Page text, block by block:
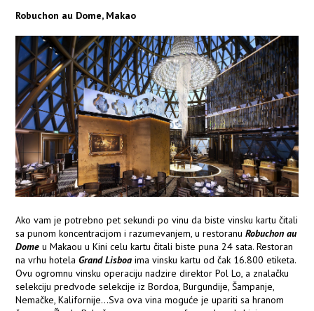
Robuchon au Dome, Makao
Ako vam je potrebno pet sekundi po vinu da biste vinsku kartu čitali
sa punom koncentracijom i razumevanjem, u restoranuRobuchon au
Dome u Makaou u Kini celu kartu čitali biste puna 24 sata. Restoran
na vrhu hotelaGrand Lisboa ima vinsku kartu od čak 16.800 etiketa.
Ovu ogromnu vinsku operaciju nadzire direktor Pol Lo, a znalačku
selekciju predvode selekcije iz Bordoa, Burgundije, Šampanje,
Nemačke, Kalifornije...Sva ova vina moguće je upariti sa hranom